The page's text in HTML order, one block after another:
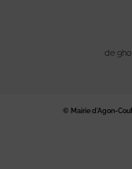
de
© Mairie d'Agon-